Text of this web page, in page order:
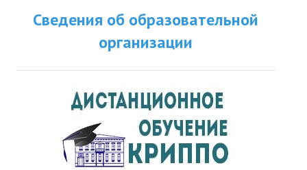
Сведения об образовательной
организации